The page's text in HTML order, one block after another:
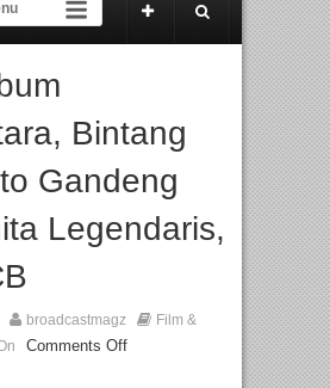
Lokal, BIRKENSTOCK INDONESIA
dan Produk Bayi dari Seluruh Dunia, IBTE
Bintang
Gandeng
Legendaris,
broadcastmagz
Film &
Comments Off